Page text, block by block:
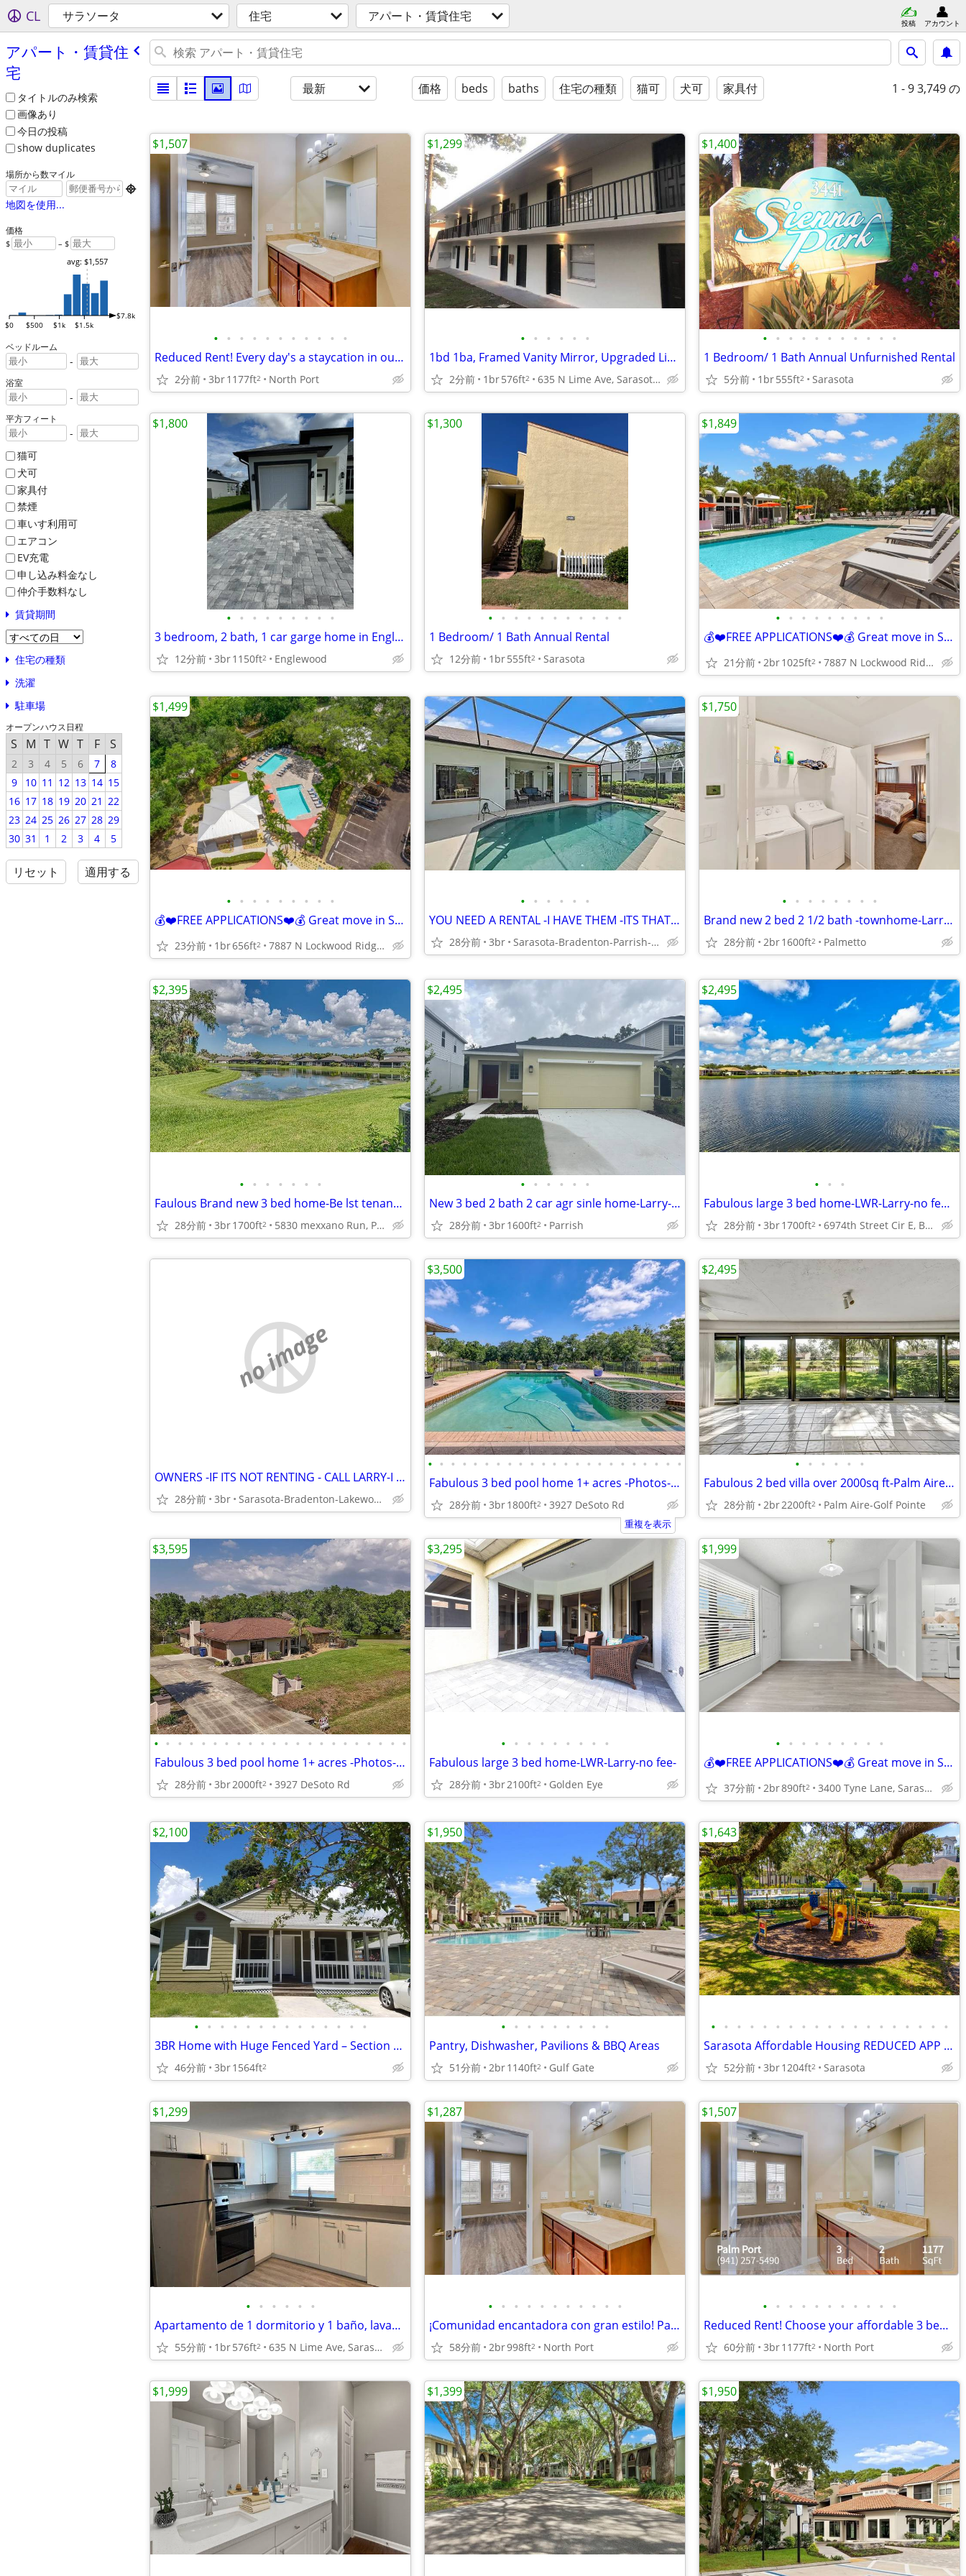
CL サラソータ 住宅 アパート・賃貸住宅 投稿 アカウント
アパート・賃貸住
宅
タイトルのみ検索
画像あり
今日の投稿
show duplicates
場所から数マイル

地図を使用...
価格
$ – $
$0 $500 $1k $1.5k
$7.8k
avg: $1,557
ベッドルーム
-
浴室
-
平方フィート
-
猫可
犬可
家具付
禁煙
車いす利用可
エアコン
EV充電
申し込み料金なし
仲介手数料なし
賃貸期間
住宅の種類
洗濯
駐車場
オープンハウス日程
S M T W T F S
2 3 4 5 6 7
8
9
10 11 12 13 14 15
16 17 18 19 20 21 22
23 24 25 26 27 28 29
30 31 1 2 3 4 5
リセット 適用する
最新 価格 beds baths 住宅の種類 猫可 犬可 家具付 1 - 93,749 の
• • • • • • • • • • •
Reduced Rent! Every day's a staycation in our charming 3 BR homes!
2分前 3br1177ft2 North Port
$1,507
• • • • • •
1bd 1ba, Framed Vanity Mirror, Upgraded Lighting
2分前 1br576ft2 635 N Lime Ave, Sarasota, FL
$1,299
• • • • • • • • • • •
1 Bedroom/ 1 Bath Annual Unfurnished Rental
5分前 1br555ft2 Sarasota
$1,400
• • • • • • • • •
3 bedroom, 2 bath, 1 car garge home in Englewood FOR RENT
12分前 3br1150ft2 Englewood
$1,800
• • • • • • • • • • •
1 Bedroom/ 1 Bath Annual Rental
12分前 1br555ft2 Sarasota
$1,300
• • • • • • • • •
💰❤️FREE APPLICATIONS❤️💰 Great move in Specials 📞 call today!!!
21分前 2br1025ft2 7887 N Lockwood Ridge Rd, Sarasota, FL
$1,849
• • • • • • • • •
💰❤️FREE APPLICATIONS❤️💰 Great move in Specials 📞 call today!!!
23分前 1br656ft2 7887 N Lockwood Ridge Rd, Sarasota, FL
$1,499
• • • • • •
YOU NEED A RENTAL -I HAVE THEM -ITS THAT SIMPLE-lARRY
28分前 3br Sarasota-Bradenton-Parrish-LWR
• • • • • • • •
Brand new 2 bed 2 1/2 bath -townhome-Larry-NO FEES -
28分前 2br1600ft2 Palmetto
$1,750
• • • • • • •
Faulous Brand new 3 bed home-Be lst tenant -Larry No Fees
28分前 3br1700ft2 5830 mexxano Run, Palmeto
$2,395
• • • • • •
New 3 bed 2 bath 2 car agr sinle home-Larry-no fess
28分前 3br1600ft2 Parrish
$2,495
• • •
Fabulous large 3 bed home-LWR-Larry-no fee-Great Lake View-see photos
28分前 3br1700ft2 6974th Street Cir E, Bradenton, FL
$2,495
no image
OWNERS -IF ITS NOT RENTING - CALL LARRY-I BRING QUALIFIED PEOPLE
28分前 3br Sarasota-Bradenton-Lakewood Ranch- Parrish
• • • • • • • • • • • • • • • • • • • • • • •
Fabulous 3 bed pool home 1+ acres -Photos-Larry-No fees
28分前 3br1800ft2 3927 DeSoto Rd
$3,500
重複を表示
• • • • • •
Fabulous 2 bed villa over 2000sq ft-Palm Aire 1 level-Larry-no fees
28分前 2br2200ft2 Palm Aire-Golf Pointe
$2,495
• • • • • • • • • • • • • • • • • • • • • •
Fabulous 3 bed pool home 1+ acres -Photos-Larry-No fees
28分前 3br2000ft2 3927 DeSoto Rd
$3,595
• • • • • • • • •
Fabulous large 3 bed home-LWR-Larry-no fee-
28分前 3br2100ft2 Golden Eye
$3,295
• • • • • • • • •
💰❤️FREE APPLICATIONS❤️💰 Great move in Specials!!! Call Now!
37分前 2br890ft2 3400 Tyne Lane, Sarasota, FL
$1,999
• • • • • • • • • • • • • •
3BR Home with Huge Fenced Yard – Section 8 Welcome
46分前 3br1564ft2
$2,100
• • • • • • • • •
Pantry, Dishwasher, Pavilions & BBQ Areas
51分前 2br1140ft2 Gulf Gate
$1,950
• • • • • • • • • • • • • • • • • • •
Sarasota Affordable Housing REDUCED APP FEES
52分前 3br1204ft2 Sarasota
$1,643
• • • • • •
Apartamento de 1 dormitorio y 1 baño, lavandería
55分前 1br576ft2 635 N Lime Ave, Sarasota, FL
$1,299
• • • • • • • • • • •
¡Comunidad encantadora con gran estilo! Palm Port Spanish
58分前 2br998ft2 North Port
$1,287
• • • • • • • • • • •
Reduced Rent! Choose your affordable 3 bed / 2 bath today!
60分前 3br1177ft2 North Port
$1,507
$1,999 $1,399 $1,950